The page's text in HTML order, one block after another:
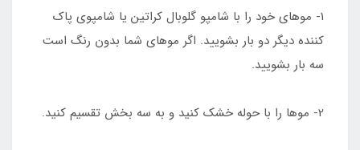
1- موهای خود را با شامپو گلوبال کراتین یا شامپوی پاک
کننده دیگر دو بار بشویید. اگر موهای شما بدون رنگ است
سه بار بشویید.
2- موها را با حوله خشک کنید و به سه بخش تقسیم کنید.